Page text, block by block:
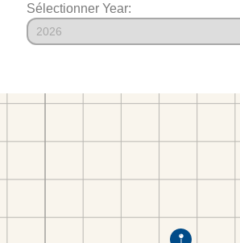
Sélectionner Year: